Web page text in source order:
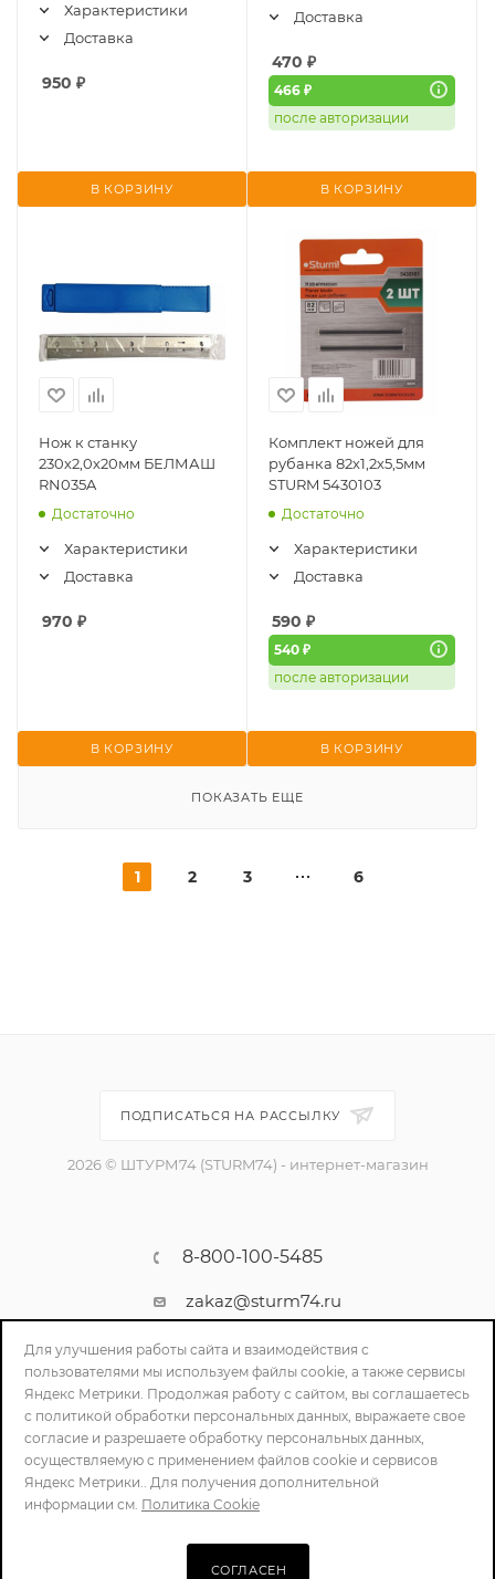
Характеристики
Доставка
950 ₽
В КОРЗИНУ
Доставка
470 ₽
466 ₽
после авторизации
В КОРЗИНУ
Нож к станку
230х2,0х20мм БЕЛМАШ
RN035A
Достаточно
Характеристики
Доставка
970 ₽
В КОРЗИНУ
Комплект ножей для
рубанка 82х1,2х5,5мм
STURM 5430103
Достаточно
Характеристики
Доставка
590 ₽
540 ₽
после авторизации
В КОРЗИНУ
ПОКАЗАТЬ ЕЩЕ
1 2 3 6
ПОДПИСАТЬСЯ НА РАССЫЛКУ
2026 © ШТУРМ74 (STURM74) - интернет-магазин
8-800-100-5485
zakaz@sturm74.ru
г. Челябинск, ул. Стартовая 34/1
ПОЛИТИКА КОНФИДЕНЦИАЛЬНОСТИ
Для улучшения работы сайта и взаимодействия с
пользователями мы используем файлы cookie, а также сервисы
Яндекс Метрики. Продолжая работу с сайтом, вы соглашаетесь
с политикой обработки персональных данных, выражаете свое
согласие и разрешаете обработку персональных данных,
осуществляемую с применением файлов cookie и сервисов
Яндекс Метрики.. Для получения дополнительной
информации см. Политика Cookie
СОГЛАСЕН